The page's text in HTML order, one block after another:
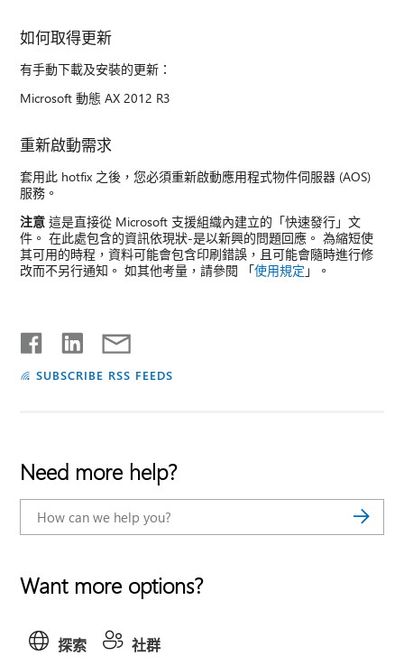
如何取得更新
有手動下載及安裝的更新：
Microsoft 動態 AX 2012 R3
重新啟動需求
套用此 hotfix 之後，您必須重新啟動應用程式物件伺服器 (AOS)
服務。
注意 這是直接從 Microsoft 支援組織內建立的「快速發行」文
件。 在此處包含的資訊依現狀-是以新興的問題回應。 為縮短使
其可用的時程，資料可能會包含印刷錯誤，且可能會隨時進行修
改而不另行通知。 如其他考量，請參閱 「使用規定 」。
SUBSCRIBE RSS FEEDS
Need more help?
Want more options?
探索 社群